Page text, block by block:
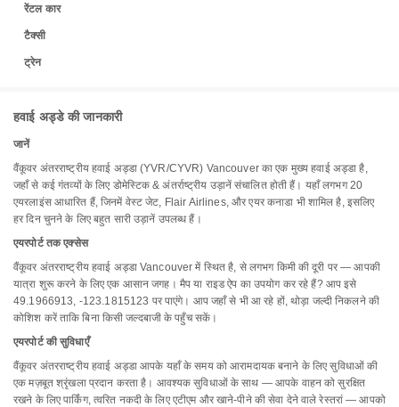
रेंटल कार
टैक्सी
ट्रेन
हवाई अड्डे की जानकारी
जानें
वैंकूवर अंतरराष्ट्रीय हवाई अड्डा (YVR/CYVR) Vancouver का एक मुख्य हवाई अड्डा है,
जहाँ से कई गंतव्यों के लिए डोमेस्टिक & अंतर्राष्ट्रीय उड़ानें संचालित होती हैं। यहाँ लगभग 20
एयरलाइंस आधारित हैं, जिनमें वेस्ट जेट, Flair Airlines, और एयर कनाडा भी शामिल है, इसलिए
हर दिन चुनने के लिए बहुत सारी उड़ानें उपलब्ध हैं।
एयरपोर्ट तक एक्सेस
वैंकूवर अंतरराष्ट्रीय हवाई अड्डा Vancouver में स्थित है, से लगभग किमी की दूरी पर — आपकी
यात्रा शुरू करने के लिए एक आसान जगह। मैप या राइड ऐप का उपयोग कर रहे हैं? आप इसे
49.1966913, -123.1815123 पर पाएंगे। आप जहाँ से भी आ रहे हों, थोड़ा जल्दी निकलने की
कोशिश करें ताकि बिना किसी जल्दबाजी के पहुँच सकें।
एयरपोर्ट की सुविधाएँ
वैंकूवर अंतरराष्ट्रीय हवाई अड्डा आपके यहाँ के समय को आरामदायक बनाने के लिए सुविधाओं की
एक मज़बूत श्रृंखला प्रदान करता है। आवश्यक सुविधाओं के साथ — आपके वाहन को सुरक्षित
रखने के लिए पार्किंग, त्वरित नकदी के लिए एटीएम और खाने-पीने की सेवा देने वाले रेस्तरां — आपको